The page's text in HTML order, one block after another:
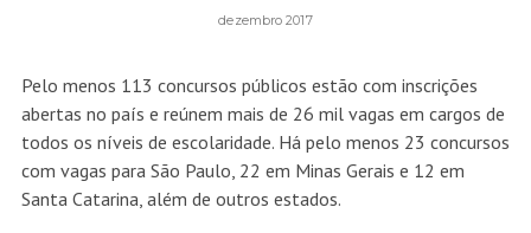
dezembro 2017
Pelo menos 113 concursos públicos estão com inscrições
abertas no país e reúnem mais de 26 mil vagas em cargos de
todos os níveis de escolaridade. Há pelo menos 23 concursos
com vagas para São Paulo, 22 em Minas Gerais e 12 em
Santa Catarina, além de outros estados.